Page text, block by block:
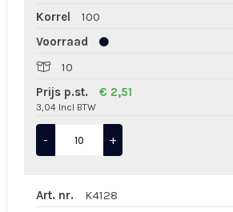
Korrel
100
Voorraad
10
Prijs p.st.
€ 2,51
3,04 Incl BTW
- +
Art. nr.
K4128